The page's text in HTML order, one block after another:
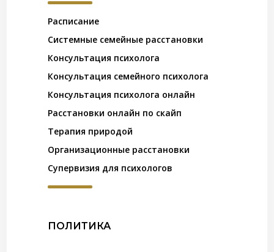
Расписание
Системные семейные расстановки
Консультация психолога
Консультация семейного психолога
Консультация психолога онлайн
Расстановки онлайн по скайп
Терапия природой
Организационные расстановки
Супервизия для психологов
ПОЛИТИКА